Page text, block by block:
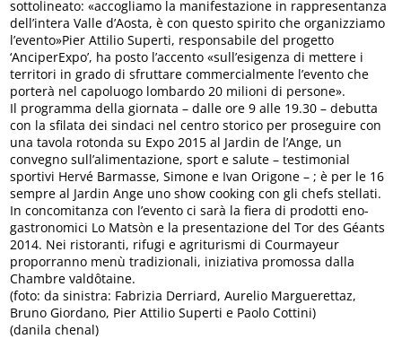
sottolineato: «accogliamo la manifestazione in rappresentanza
dell’intera Valle d’Aosta, è con questo spirito che organizziamo
l’evento»Pier Attilio Superti, responsabile del progetto
‘AnciperExpo’, ha posto l’accento «sull’esigenza di mettere i
territori in grado di sfruttare commercialmente l’evento che
porterà nel capoluogo lombardo 20 milioni di persone».
Il programma della giornata – dalle ore 9 alle 19.30 – debutta
con la sfilata dei sindaci nel centro storico per proseguire con
una tavola rotonda su Expo 2015 al Jardin de l’Ange, un
convegno sull’alimentazione, sport e salute – testimonial
sportivi Hervé Barmasse, Simone e Ivan Origone – ; è per le 16
sempre al Jardin Ange uno show cooking con gli chefs stellati.
In concomitanza con l’evento ci sarà la fiera di prodotti eno-
gastronomici Lo Matsòn e la presentazione del Tor des Géants
2014. Nei ristoranti, rifugi e agriturismi di Courmayeur
proporranno menù tradizionali, iniziativa promossa dalla
Chambre valdôtaine.
(foto: da sinistra: Fabrizia Derriard, Aurelio Marguerettaz,
Bruno Giordano, Pier Attilio Superti e Paolo Cottini)
(danila chenal)